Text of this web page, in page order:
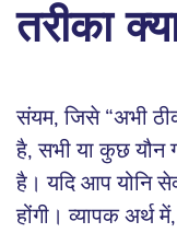
तरीका
संयम, जिसे “अभी
है, सभी या कुछ यौन
है। यदि आप योनि
होंगी। व्यापक अर्थ